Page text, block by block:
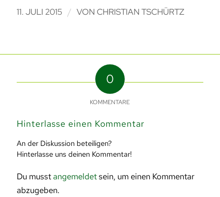
11. JULI 2015 / VON CHRISTIAN TSCHÜRTZ
0
KOMMENTARE
Hinterlasse einen Kommentar
An der Diskussion beteiligen?
Hinterlasse uns deinen Kommentar!
Du musstangemeldetsein, um einen Kommentar
abzugeben.